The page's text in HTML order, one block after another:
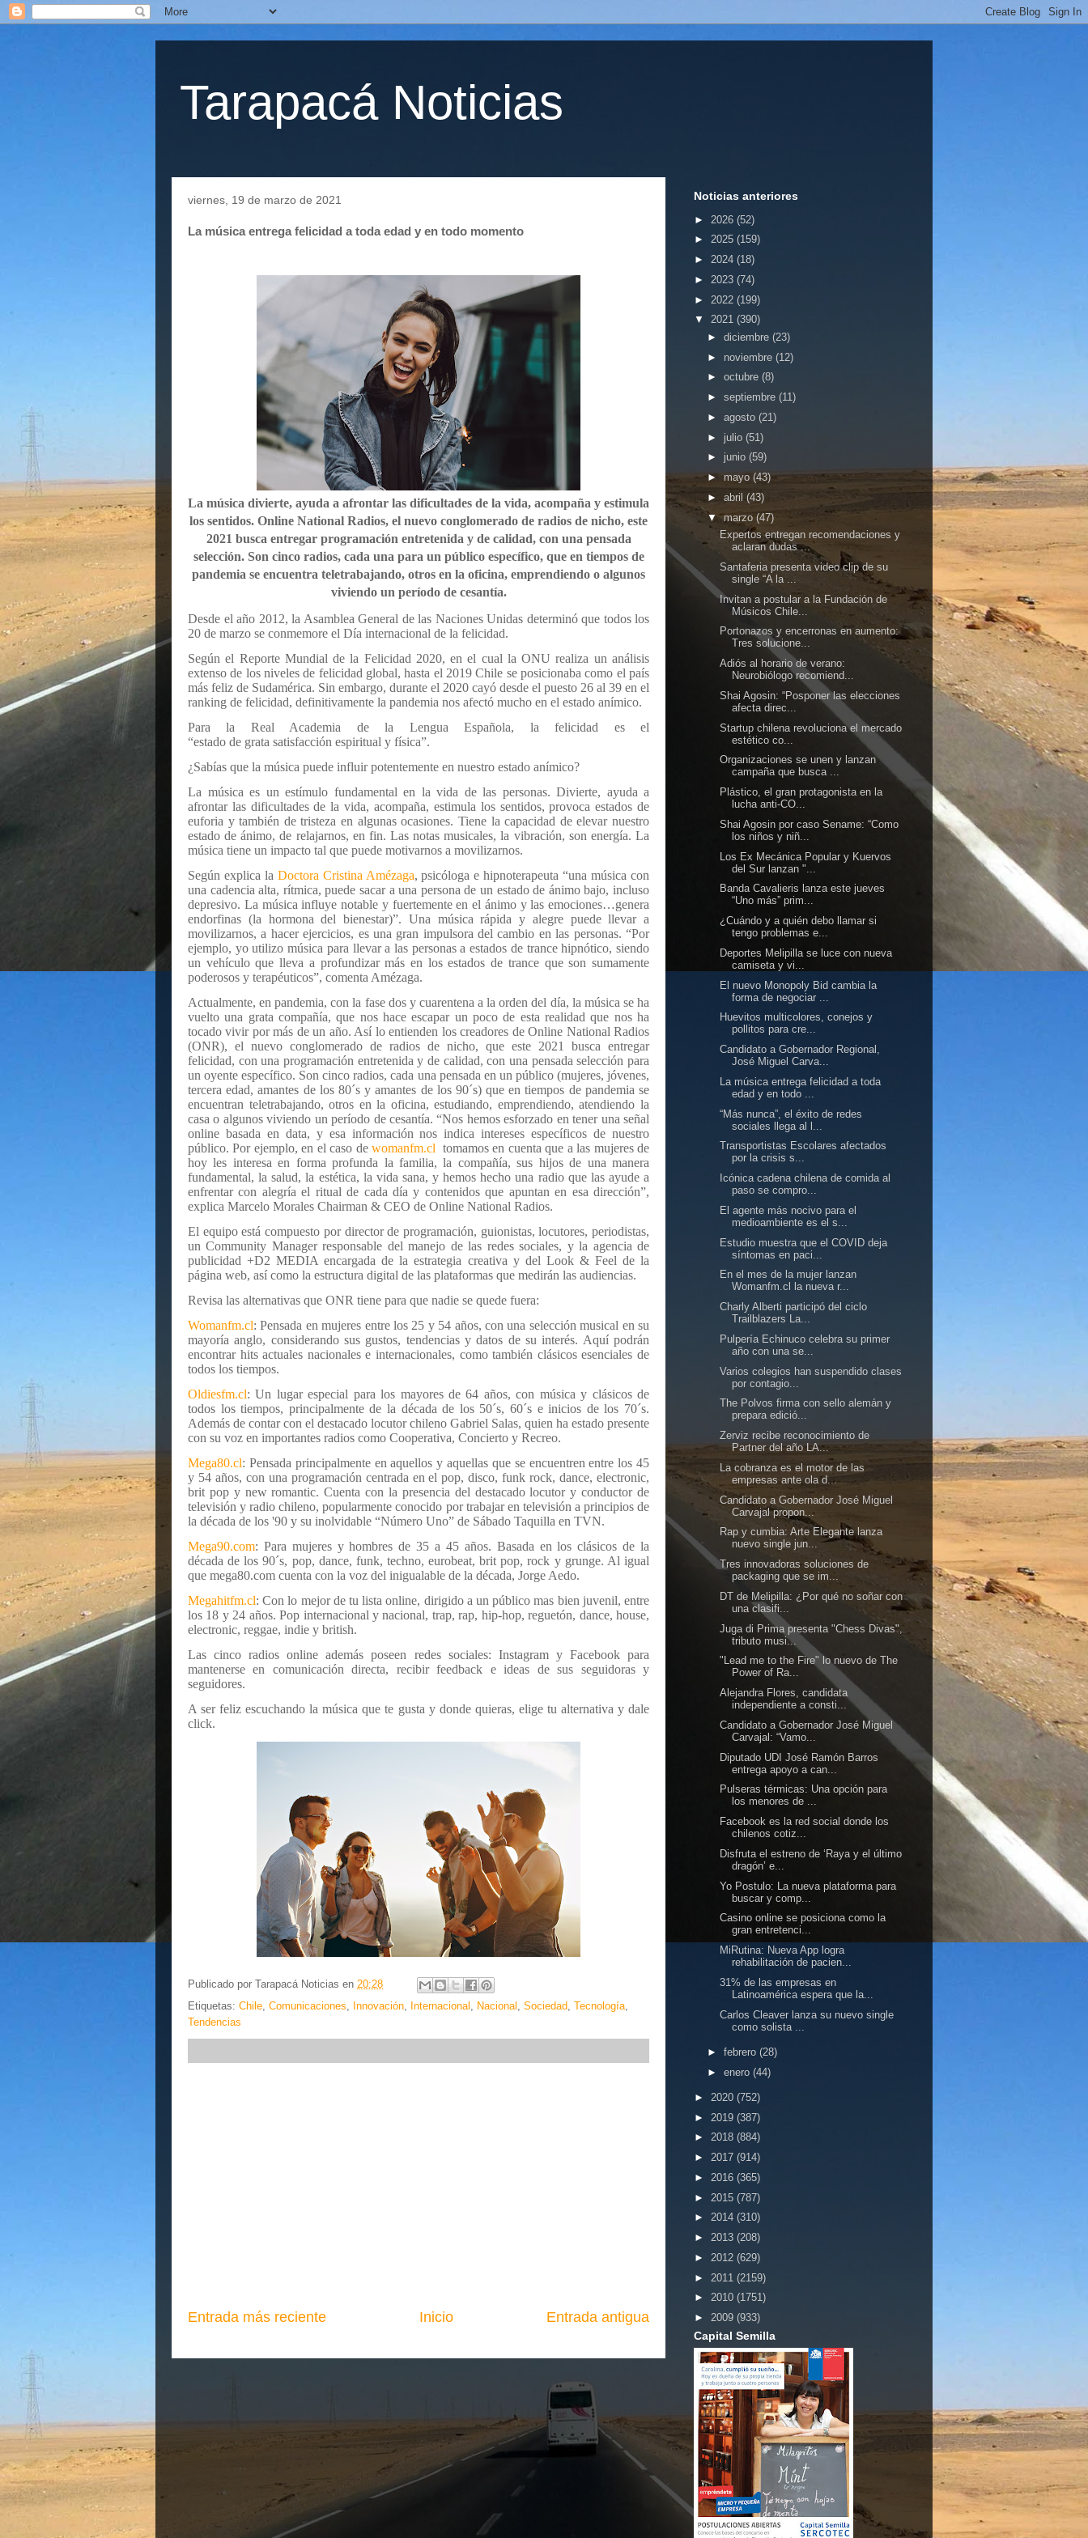
Tarapacá Noticias
viernes, 19 de marzo de 2021
La música entrega felicidad a toda edad y en todo momento
La música divierte, ayuda a afrontar las dificultades de la vida, acompaña y estimula
los sentidos. Online National Radios, el nuevo conglomerado de radios de nicho, este
2021 busca entregar programación entretenida y de calidad, con una pensada
selección. Son cinco radios, cada una para un público específico, que en tiempos de
pandemia se encuentra teletrabajando, otros en la oficina, emprendiendo o algunos
viviendo un período de cesantía.
Desde el año 2012, la Asamblea General de las Naciones Unidas determinó que todos los
20 de marzo se conmemore el Día internacional de la felicidad.
Según el Reporte Mundial de la Felicidad 2020, en el cual la ONU realiza un análisis
extenso de los niveles de felicidad global, hasta el 2019 Chile se posicionaba como el país
más feliz de Sudamérica. Sin embargo, durante el 2020 cayó desde el puesto 26 al 39 en el
ranking de felicidad, definitivamente la pandemia nos afectó mucho en el estado anímico.
Para la Real Academia de la Lengua Española, la felicidad es el
“estado de grata satisfacción espiritual y física”.
¿Sabías que la música puede influir potentemente en nuestro estado anímico?
La música es un estímulo fundamental en la vida de las personas. Divierte, ayuda a
afrontar las dificultades de la vida, acompaña, estimula los sentidos, provoca estados de
euforia y también de tristeza en algunas ocasiones. Tiene la capacidad de elevar nuestro
estado de ánimo, de relajarnos, en fin. Las notas musicales, la vibración, son energía. La
música tiene un impacto tal que puede motivarnos a movilizarnos.
Según explica la Doctora Cristina Amézaga, psicóloga e hipnoterapeuta “una música con
una cadencia alta, rítmica, puede sacar a una persona de un estado de ánimo bajo, incluso
depresivo. La música influye notable y fuertemente en el ánimo y las emociones…genera
endorfinas (la hormona del bienestar)”. Una música rápida y alegre puede llevar a
movilizarnos, a hacer ejercicios, es una gran impulsora del cambio en las personas. “Por
ejemplo, yo utilizo música para llevar a las personas a estados de trance hipnótico, siendo
un vehículo que lleva a profundizar más en los estados de trance que son sumamente
poderosos y terapéuticos”, comenta Amézaga.
Actualmente, en pandemia, con la fase dos y cuarentena a la orden del día, la música se ha
vuelto una grata compañía, que nos hace escapar un poco de esta realidad que nos ha
tocado vivir por más de un año. Así lo entienden los creadores deOnline National Radios
(ONR), el nuevo conglomerado de radios de nicho, que este 2021 busca entregar
felicidad, con una programación entretenida y de calidad, con una pensada selección para
un oyente específico. Son cinco radios, cada una pensada en un público (mujeres, jóvenes,
tercera edad, amantes de los 80´s y amantes de los 90´s) que en tiempos de pandemia se
encuentran teletrabajando, otros en la oficina, estudiando, emprendiendo, atendiendo la
casa o algunos viviendo un período de cesantía. “Nos hemos esforzado en tener una señal
online basada en data, y esa información nos indica intereses específicos de nuestro
público. Por ejemplo, en el caso dewomanfm.cl tomamos en cuenta que a las mujeres de
hoy les interesa en forma profunda la familia, la compañía, sus hijos de una manera
fundamental, la salud, la estética, la vida sana, y hemos hecho una radio que las ayude a
enfrentar con alegría el ritual de cada día y contenidos que apuntan en esa dirección”,
explica Marcelo Morales Chairman & CEO de Online National Radios.
El equipo está compuesto por director de programación, guionistas, locutores, periodistas,
un Community Manager responsable del manejo de las redes sociales, y la agencia de
publicidad +D2 MEDIA encargada de la estrategia creativa y del Look & Feel de la
página web, así como la estructura digital de las plataformas que medirán las audiencias.
Revisa las alternativas que ONR tiene para que nadie se quede fuera:
Womanfm.cl: Pensada en mujeres entre los 25 y 54 años, con una selección musical en su
mayoría anglo, considerando sus gustos, tendencias y datos de su interés. Aquí podrán
encontrar hits actuales nacionales e internacionales, como también clásicos esenciales de
todos los tiempos.
Oldiesfm.cl: Un lugar especial para los mayores de 64 años, con música y clásicos de
todos los tiempos, principalmente de la década de los 50´s, 60´s e inicios de los 70´s.
Además de contar con el destacado locutor chileno Gabriel Salas, quien ha estado presente
con su voz en importantes radios como Cooperativa, Concierto y Recreo.
Mega80.cl: Pensada principalmente en aquellos y aquellas que se encuentren entre los 45
y 54 años, con una programación centrada en el pop, disco, funk rock, dance, electronic,
brit pop y new romantic. Cuenta con la presencia del destacado locutor y conductor de
televisión y radio chileno, popularmente conocido por trabajar en televisión a principios de
la década de los '90 y su inolvidable “Número Uno” de Sábado Taquilla en TVN.
Mega90.com: Para mujeres y hombres de 35 a 45 años. Basada en los clásicos de la
década de los 90´s, pop, dance, funk, techno, eurobeat, brit pop, rock y grunge. Al igual
que mega80.com cuenta con la voz del inigualable de la década, Jorge Aedo.
Megahitfm.cl: Con lo mejor de tu lista online, dirigido a un público mas bien juvenil, entre
los 18 y 24 años. Pop internacional y nacional, trap, rap, hip-hop, reguetón, dance, house,
electronic, reggae, indie y british.
Las cinco radios online además poseen redes sociales: Instagram y Facebook para
mantenerse en comunicación directa, recibir feedback e ideas de sus seguidoras y
seguidores.
A ser feliz escuchando la música que te gusta y donde quieras, elige tu alternativa y dale
click.
Publicado por Tarapacá Noticias en 20:28
Etiquetas: Chile Comunicaciones Innovación Internacional Nacional Sociedad Tecnología
Tendencias
Entrada más reciente Entrada antigua
Inicio
Noticias anteriores
► 2026 (52)
► 2025 (159)
► 2024 (18)
► 2023 (74)
► 2022 (199)
▼ 2021 (390)
► diciembre (23)
► noviembre (12)
► octubre (8)
► septiembre (11)
► agosto (21)
► julio (51)
► junio (59)
► mayo (43)
► abril (43)
▼marzo (47)
Expertos entregan recomendaciones y
aclaran dudas ...
Santaferia presenta video clip de su
single “A la ...
Invitan a postular a la Fundación de
Músicos Chile...
Portonazos y encerronas en aumento:
Tres solucione...
Adiós al horario de verano:
Neurobiólogo recomiend...
Shai Agosin: “Posponer las elecciones
afecta direc...
Startup chilena revoluciona el mercado
estético co...
Organizaciones se unen y lanzan
campaña que busca ...
Plástico, el gran protagonista en la
lucha anti-CO...
Shai Agosin por caso Sename: “Como
los niños y niñ...
Los Ex Mecánica Popular y Kuervos
del Sur lanzan "...
Banda Cavalieris lanza este jueves
“Uno más” prim...
¿Cuándo y a quién debo llamar si
tengo problemas e...
Deportes Melipilla se luce con nueva
camiseta y vi...
El nuevo Monopoly Bid cambia la
forma de negociar ...
Huevitos multicolores, conejos y
pollitos para cre...
Candidato a Gobernador Regional,
José Miguel Carva...
La música entrega felicidad a toda
edad y en todo ...
“Más nunca”, el éxito de redes
sociales llega al l...
Transportistas Escolares afectados
por la crisis s...
Icónica cadena chilena de comida al
paso se compro...
El agente más nocivo para el
medioambiente es el s...
Estudio muestra que el COVID deja
síntomas en paci...
En el mes de la mujer lanzan
Womanfm.cl la nueva r...
Charly Alberti participó del ciclo
Trailblazers La...
Pulpería Echinuco celebra su primer
año con una se...
Varios colegios han suspendido clases
por contagio...
The Polvos firma con sello alemán y
prepara edició...
Zerviz recibe reconocimiento de
Partner del año LA...
La cobranza es el motor de las
empresas ante ola d...
Candidato a Gobernador José Miguel
Carvajal propon...
Rap y cumbia: Arte Elegante lanza
nuevo single jun...
Tres innovadoras soluciones de
packaging que se im...
DT de Melipilla: ¿Por qué no soñar con
una clasifi...
Juga di Prima presenta "Chess Divas",
tributo musi...
"Lead me to the Fire" lo nuevo de The
Power of Ra...
Alejandra Flores, candidata
independiente a consti...
Candidato a Gobernador José Miguel
Carvajal: “Vamo...
Diputado UDI José Ramón Barros
entrega apoyo a can...
Pulseras térmicas: Una opción para
los menores de ...
Facebook es la red social donde los
chilenos cotiz...
Disfruta el estreno de ‘Raya y el último
dragón’ e...
Yo Postulo: La nueva plataforma para
buscar y comp...
Casino online se posiciona como la
gran entretenci...
MiRutina: Nueva App logra
rehabilitación de pacien...
31% de las empresas en
Latinoamérica espera que la...
Carlos Cleaver lanza su nuevo single
como solista ...
► febrero (28)
► enero (44)
► 2020 (752)
► 2019 (387)
► 2018 (884)
► 2017 (914)
► 2016 (365)
► 2015 (787)
► 2014 (310)
► 2013 (208)
► 2012 (629)
► 2011 (2159)
► 2010 (1751)
► 2009 (933)
Capital Semilla